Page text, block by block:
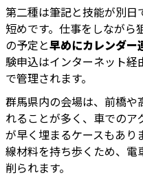
第二種は筆記と技能が別日
短めです。仕事をしながら
の予定と早めにカレンダー
験申込はインターネット経
で管理されます。
群馬県内の会場は、前橋
れることが多く、車での
が早く埋まるケースもあり
線材料を持ち歩くため、電
削られます。